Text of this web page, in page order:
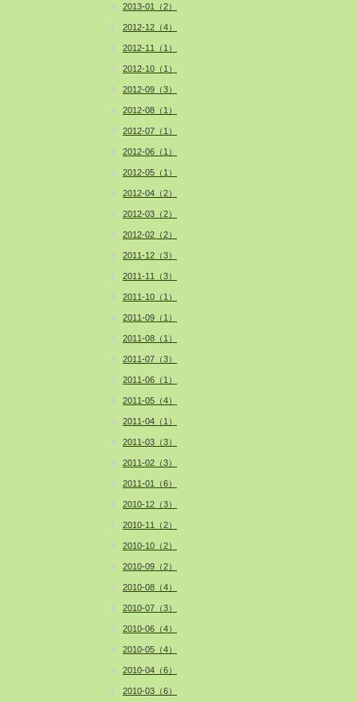
2013-01（2）
2012-12（4）
2012-11（1）
2012-10（1）
2012-09（3）
2012-08（1）
2012-07（1）
2012-06（1）
2012-05（1）
2012-04（2）
2012-03（2）
2012-02（2）
2011-12（3）
2011-11（3）
2011-10（1）
2011-09（1）
2011-08（1）
2011-07（3）
2011-06（1）
2011-05（4）
2011-04（1）
2011-03（3）
2011-02（3）
2011-01（6）
2010-12（3）
2010-11（2）
2010-10（2）
2010-09（2）
2010-08（4）
2010-07（3）
2010-06（4）
2010-05（4）
2010-04（6）
2010-03（6）